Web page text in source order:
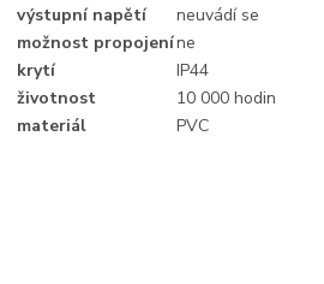
výstupní napětí
neuvádí se
možnost propojeníne
krytí
IP44
životnost
10 000 hodin
materiál
PVC